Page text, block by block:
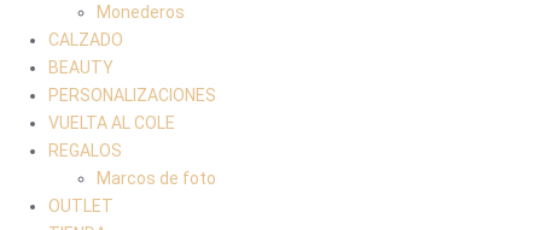
Monederos
CALZADO
BEAUTY
PERSONALIZACIONES
VUELTA AL COLE
REGALOS
Marcos de foto
OUTLET